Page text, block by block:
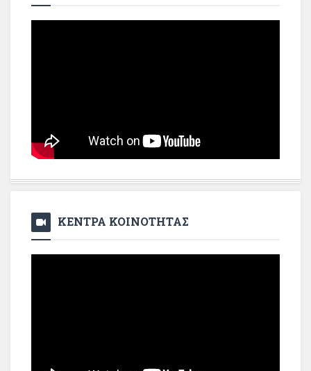
ΚΕΝΤΡΑ ΚΟΙΝΟΤΗΤΑΣ